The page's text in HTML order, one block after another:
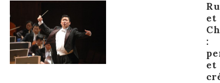
et
:
et